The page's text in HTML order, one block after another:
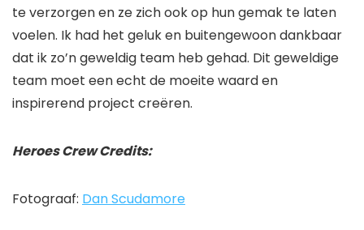
te verzorgen en ze zich ook op hun gemak te laten
voelen. Ik had het geluk en buitengewoon dankbaar
dat ik zo’n geweldig team heb gehad. Dit geweldige
team moet een echt de moeite waard en
inspirerend project creëren.
Heroes Crew Credits:
Fotograaf: Dan Scudamore